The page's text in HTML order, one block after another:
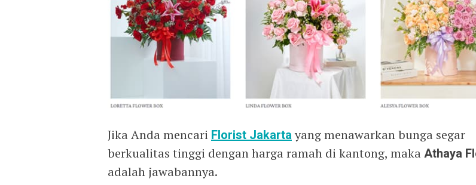
Jika Anda mencari Florist Jakartayang menawarkan bunga segar
berkualitas tinggi dengan harga ramah di kantong, maka Athaya
adalah jawabannya.